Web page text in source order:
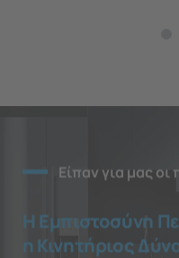
Είπαν για μας οι
Η Εμπιστοσύνη
η Κινητήριος